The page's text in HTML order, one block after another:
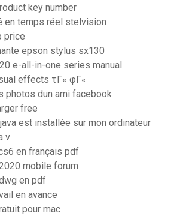
key number
en temps réel stelvision
price
epson stylus sx130
e-all-in-one series manual
effects τΓ« φΓ«
photos dun ami facebook
free
est installée sur mon ordinateur
v
en français pdf
mobile forum
en pdf
en avance
pour mac